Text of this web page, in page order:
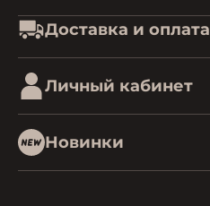
Доставка и оплата
Личный кабинет
Новинки